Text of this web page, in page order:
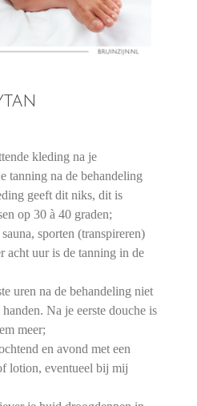
kleding na je
tanning na de behandeling
geeft dit niks, dit is
op 30 à 40 graden;
sporten (transpireren)
acht uur is de tanning in de
uren na de behandeling niet
Na je eerste douche is
meer;
en avond met een
lotion, eventueel bij mij